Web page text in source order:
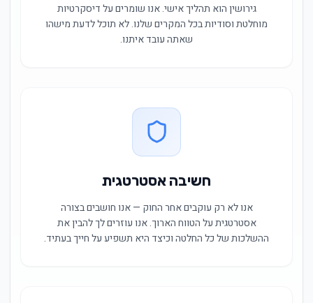
גירושין הוא תהליך אישי. אנו שומרים על דיסקרטיות
מוחלטת וסודיות בכל המקרים שלנו. לא תוכל לדעת מישהו
שאתה עובד איתנו.
חשיבה אסטרטגית
אנו לא רק עוקבים אחר החוק — אנו חושבים בצורה
אסטרטגית על הטווח הארוך. אנו עוזרים לך להבין את
ההשלכות של כל החלטה וכיצד היא תשפיע על חייך בעתיד.